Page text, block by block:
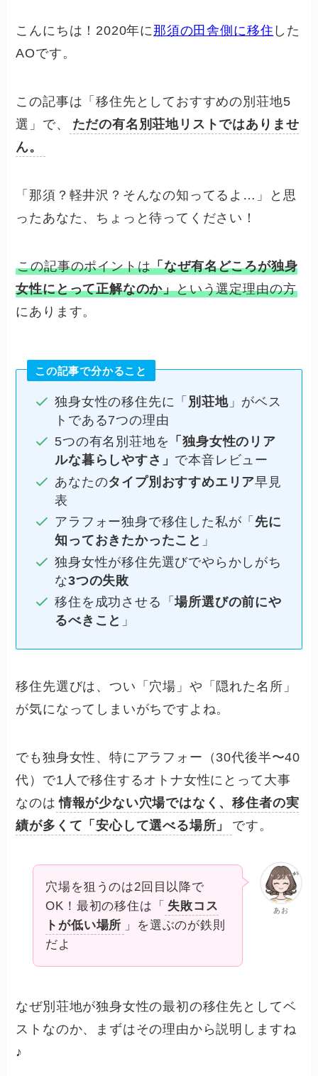
こんにちは！2020年に那須の田舎側に移住 した
AOです。
この記事は「移住先としておすすめの別荘地5
選」で、
ただの有名別荘地リストではありませ
ん。
「那須？軽井沢？そんなの知ってるよ…」と思
ったあなた、ちょっと待ってください！
この記事のポイントは「なぜ有名どころが独身
女性にとって正解なのか」という選定理由の方
にあります。
この記事で分かること
独身女性の移住先に「 別荘地」がベス
トである7つの理由
5つの有名別荘地を 「独身女性のリア
ルな暮らしやすさ」 で本音レビュー
あなたのタイプ別おすすめエリア早見
表
アラフォー独身で移住した私が「 先に
知っておきたかったこと 」
独身女性が移住先選びでやらかしがち
な3つの失敗
移住を成功させる「場所選びの前にや
るべきこと 」
移住先選びは、つい「穴場」や「隠れた名所」
が気になってしまいがちですよね。
でも独身女性、特にアラフォー（30代後半〜40
代）で1人で移住するオトナ女性にとって大事
なのは 情報が少ない穴場ではなく、移住者の実
績が多くて「安心して選べる場所」
です。
あお
穴場を狙うのは2回目以降で
OK！最初の移住は「 失敗コス
トが低い場所 」を選ぶのが鉄則
だよ
なぜ別荘地が独身女性の最初の移住先としてベ
ストなのか、まずはその理由から説明しますね
♪